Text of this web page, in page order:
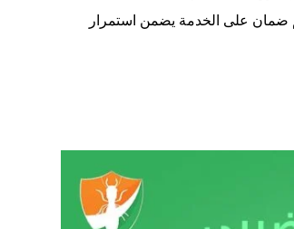
ضمان على الخدمة يضمن استمرار